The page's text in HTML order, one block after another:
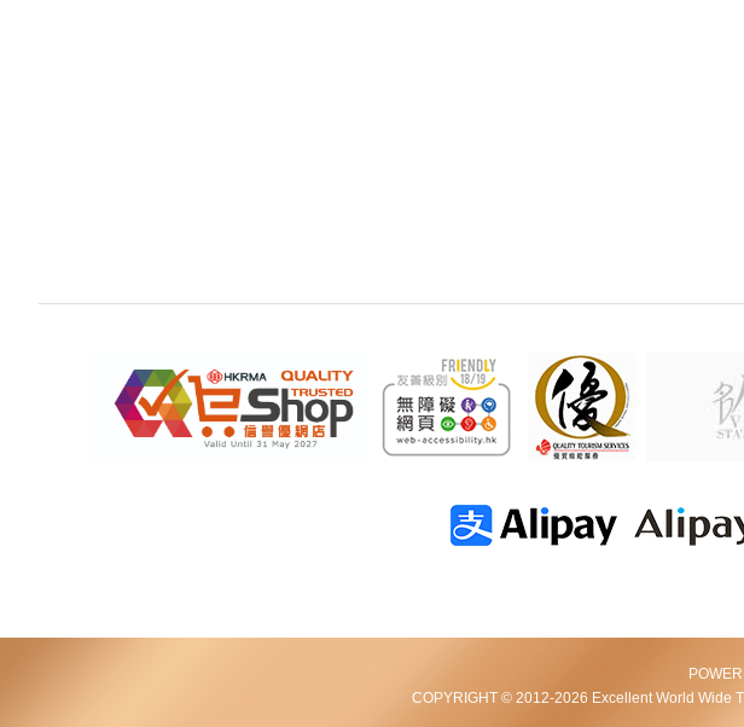
COPYRIGHT © 2012-2026 Excellent World Wide